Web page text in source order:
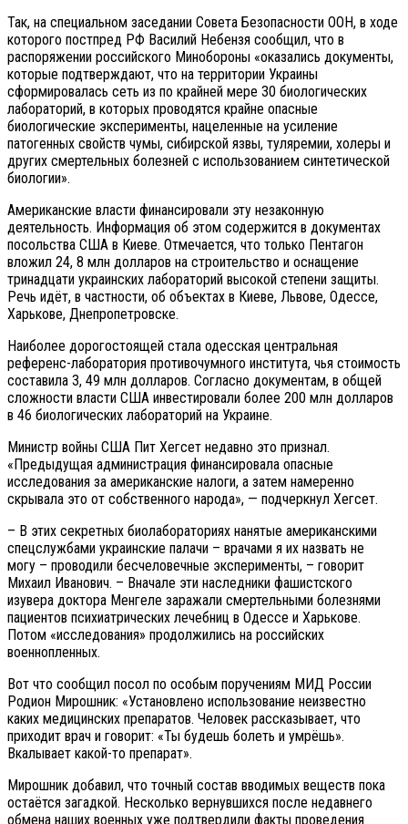
Так, на специальном заседании Совета Безопасности ООН, в ходе
которого постпред РФ Василий Небензя сообщил, что в
распоряжении российского Минобороны «оказались документы,
которые подтверждают, что на территории Украины
сформировалась сеть из по крайней мере 30 биологических
лабораторий, в которых проводятся крайне опасные
биологические эксперименты, нацеленные на усиление
патогенных свойств чумы, сибирской язвы, туляремии, холеры и
других смертельных болезней с использованием синтетической
биологии».
Американские власти финансировали эту незаконную
деятельность. Информация об этом содержится в документах
посольства США в Киеве. Отмечается, что только Пентагон
вложил 24, 8 млн долларов на строительство и оснащение
тринадцати украинских лабораторий высокой степени защиты.
Речь идёт, в частности, об объектах в Киеве, Львове, Одессе,
Харькове, Днепропетровске.
Наиболее дорогостоящей стала одесская центральная
референс-лаборатория противочумного института, чья стоимость
составила 3, 49 млн долларов. Согласно документам, в общей
сложности власти США инвестировали более 200 млн долларов
в 46 биологических лабораторий на Украине.
Министр войны США Пит Хегсет недавно это признал.
«Предыдущая администрация финансировала опасные
исследования за американские налоги, а затем намеренно
скрывала это от собственного народа», — подчеркнул Хегсет.
– В этих секретных биолабораториях нанятые американскими
спецслужбами украинские палачи – врачами я их назвать не
могу – проводили бесчеловечные эксперименты, – говорит
Михаил Иванович. – Вначале эти наследники фашистского
изувера доктора Менгеле заражали смертельными болезнями
пациентов психиатрических лечебниц в Одессе и Харькове.
Потом «исследования» продолжились на российских
военнопленных.
Вот что сообщил посол по особым поручениям МИД России
Родион Мирошник: «Установлено использование неизвестно
каких медицинских препаратов. Человек рассказывает, что
приходит врач и говорит: «Ты будешь болеть и умрёшь».
Вкалывает какой-то препарат».
Мирошник добавил, что точный состав вводимых веществ пока
остаётся загадкой. Несколько вернувшихся после недавнего
обмена наших военных уже подтвердили факты проведения